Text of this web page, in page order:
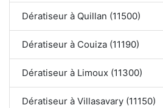
Dératiseur à Quillan (11500)
Dératiseur à Couiza (11190)
Dératiseur à Limoux (11300)
Dératiseur à Villasavary (11150)